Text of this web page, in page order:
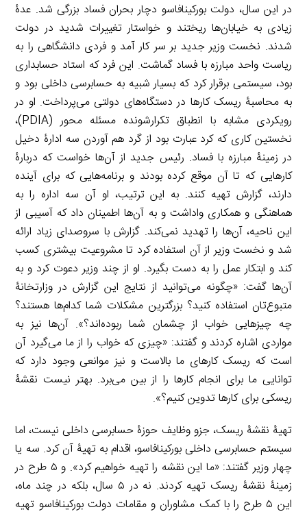
در این سال، دولت بورکینافاسو دچار بحران فساد بزرگی شد. عدۀ
زیادی به خیابان‌ها ریختند و خواستار تغییرات شدید در دولت
شدند. نخست وزیر جدید بر سر کار آمد و فردی دانشگاهی را به
ریاست واحد مبارزه با فساد گماشت. این فرد که استاد حسابداری
بود، سیستمی برقرار کرد که بسیار شبیه به حسابرسی داخلی بود و
به محاسبۀ ریسک کارها در دستگاه‌های دولتی می‌پرداخت. او در
رویکردی مشابه با انطباق تکرارشونده مسئله محور (PDIA)،
نخستین کاری که کرد عبارت بود از گرد هم آوردن سه ادارۀ دخیل
در زمینۀ مبارزه با فساد. رئیس جدید از آن‌ها خواست که دربارۀ
کارهایی که تا آن موقع کرده بودند و برنامه‌هایی که برای آینده
دارند، گزارش تهیه کنند. به این ترتیب، او آن سه اداره را به
هماهنگی و همکاری واداشت و به آن‌ها اطمینان داد که آسیبی از
این ناحیه، آن‌ها را تهدید نمی‌کند. گزارش با سروصدای زیاد ارائه
شد و نخست وزیر از آن استفاده کرد تا مشروعیت بیشتری کسب
کند و ابتکار عمل را به دست بگیرد. او از چند وزیر دعوت کرد و به
آن‌ها گفت: «چگونه می‌توانید از نتایج این گزارش در وزارتخانۀ
متبوع‌تان استفاده کنید؟ بزرگترین مشکلات شما کدام‌ها هستند؟
چه چیزهایی خواب از چشمان شما ربوده‌اند؟». آن‌ها نیز به
مواردی اشاره کردند و گفتند: «چیزی که خواب را از ما می‌گیرد آن
است که ریسک کارهای ما بالاست و نیز موانعی وجود دارد که
توانایی ما برای انجام کارها را از بین می‌برد. بهتر نیست نقشۀ
ریسکی برای کارها تدوین کنیم؟».
تهیۀ نقشۀ ریسک، جزو وظایف حوزۀ حسابرسی داخلی نیست، اما
سیستم حسابرسی داخلی بورکینافاسو، اقدام به تهیۀ آن کرد. سه یا
چهار وزیر گفتند: «ما این نقشه را تهیه خواهیم کرد». و ۵ طرح در
زمینۀ نقشۀ ریسک تهیه کردند. نه در ۵ سال، بلکه در چند ماه،
این ۵ طرح را با کمک مشاوران و مقامات دولت بورکینافاسو تهیه